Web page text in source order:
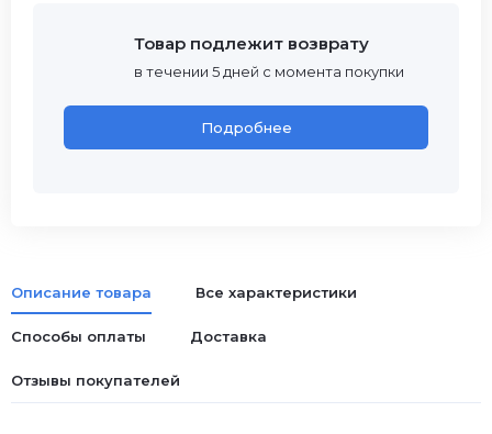
Товар подлежит возврату
в течении 5 дней с момента покупки
Подробнее
Описание товара Все характеристики
Способы оплаты Доставка
Отзывы покупателей